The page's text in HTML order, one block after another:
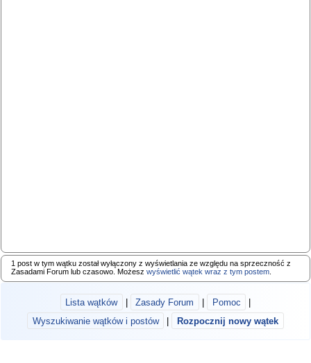
1 post w tym wątku został wyłączony z wyświetlania ze względu na sprzeczność z
Zasadami Forum lub czasowo. Możeszwyświetlić wątek wraz z tym postem.
Lista wątków | Zasady Forum | Pomoc
|
Wyszukiwanie wątków i postów
| Rozpocznij nowy wątek